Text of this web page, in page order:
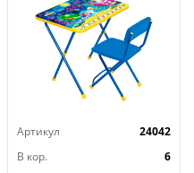
Артикул
24042
В кор.
6